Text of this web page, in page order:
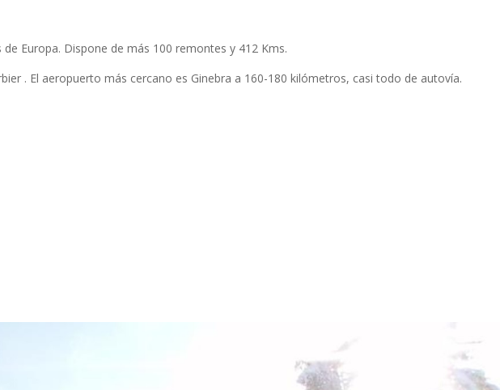
Europa. Dispone de más 100 remontes y 412 Kms.
. El aeropuerto más cercano es Ginebra a 160-180 kilómetros, casi todo de autovía.